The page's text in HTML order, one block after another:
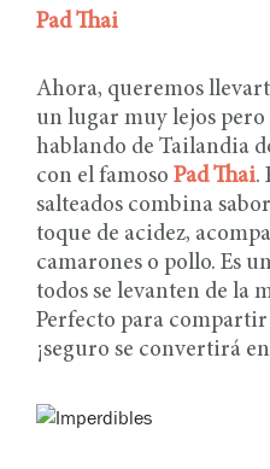
Pad Thai
Ahora, queremos
un lugar muy lejos pero
hablando de Tailandia
con el famoso Pad Thai.
salteados combina
toque de acidez,
camarones o pollo. Es
todos se levanten de la
Perfecto para
¡seguro se convertirá